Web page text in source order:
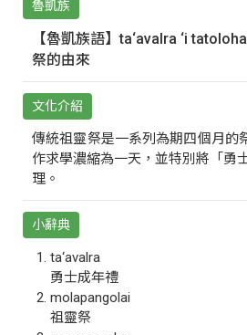
魯凱族
【魯凱族語】ta‘avalra ‘i
祭的由來
文化介紹
傳統祖靈祭是一系列為期四個月的
作求學濃縮為一天，並特別將「勇
理。
小辭典
ta‘avalra
勇士成年禮
molapangolai
祖靈祭